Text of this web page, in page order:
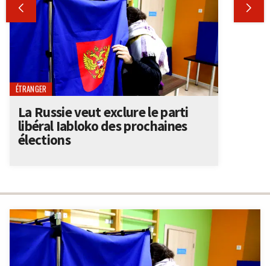
 
ÉTRANGER
La Russie veut exclure le parti
libéral Iabloko des prochaines
élections